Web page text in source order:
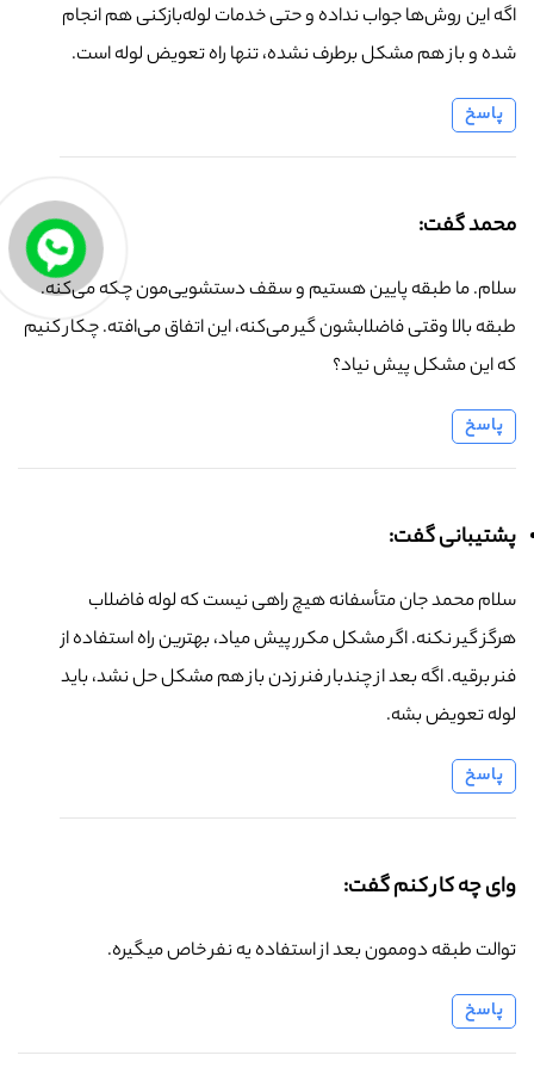
اگه این روش‌ها جواب نداده و حتی خدمات لوله‌بازکنی هم انجام
شده و باز هم مشکل برطرف نشده، تنها راه تعویض لوله است.
پاسخ
محمد گفت:
سلام. ما طبقه پایین هستیم و سقف دستشویی‌مون چکه می‌کنه.
طبقه بالا وقتی فاضلابشون گیر می‌کنه، این اتفاق می‌افته. چکار کنیم
که این مشکل پیش نیاد؟
پاسخ
پشتیبانی گفت:
سلام محمد جان متأسفانه هیچ راهی نیست که لوله فاضلاب
هرگز گیر نکنه. اگر مشکل مکرر پیش میاد، بهترین راه استفاده از
فنر برقیه. اگه بعد از چندبار فنر زدن باز هم مشکل حل نشد، باید
لوله تعویض بشه.
پاسخ
وای چه کار کنم گفت:
توالت طبقه دوممون بعد از استفاده یه نفر خاص میگیره.
پاسخ